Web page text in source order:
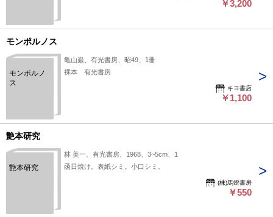
￥3,200
モンポルノス
モンポルノ
ス
亀山巌、有光書房、昭49、1冊
裸本 有光書房
キヨ書店
￥1,100
艶本研究
艶本研究
林 美一、有光書房、1968、3~5cm、1
函日焼け。表紙シミ。小口シミ。
(株)馬燈書房
￥550